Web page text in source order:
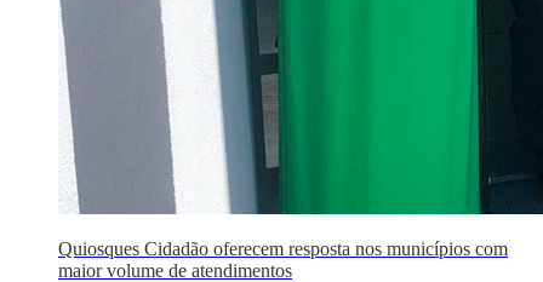
Quiosques Cidadão oferecem resposta nos municípios com
maior volume de atendimentos